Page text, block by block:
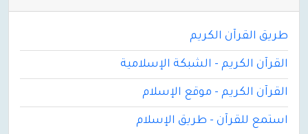
طريق القرآن الكريم
القرآن الكريم - الشبكة الإسلامية
القرآن الكريم - موقع الإسلام
استمع للقرآن - طريق الإسلام